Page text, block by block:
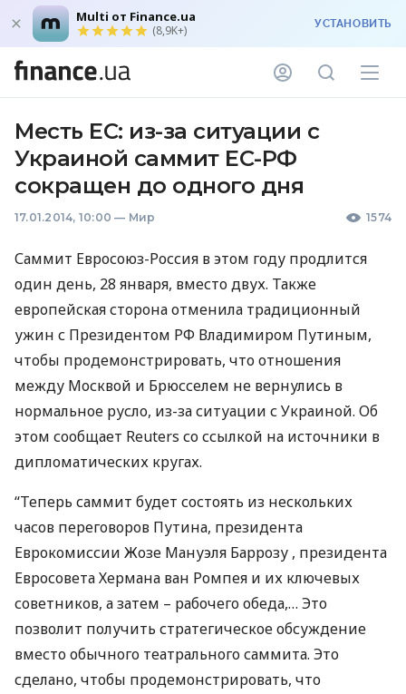
Multi от Finance.ua
(8,9K+) УСТАНОВИТЬ
Месть ЕС: из-за ситуации с
Украиной саммит ЕС-РФ
сокращен до одного дня
17.01.2014, 10:00 — Мир 1574
Саммит Евросоюз-Россия в этом году продлится
один день, 28 января, вместо двух. Также
европейская сторона отменила традиционный
ужин с Президентом РФ Владимиром Путиным,
чтобы продемонстрировать, что отношения
между Москвой и Брюсселем не вернулись в
нормальное русло, из-за ситуации с Украиной. Об
этом сообщает Reuters со ссылкой на источники в
дипломатических кругах.
“Теперь саммит будет состоять из нескольких
часов переговоров Путина, президента
Еврокомиссии Жозе Мануэля Баррозу , президента
Евросовета Хермана ван Ромпея и их ключевых
советников, а затем – рабочего обеда,… Это
позволит получить стратегическое обсуждение
вместо обычного театрального саммита. Это
сделано, чтобы продемонстрировать, что